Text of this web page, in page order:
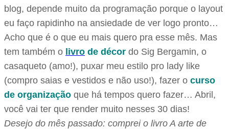
blog, depende muito da programação porque o layout
eu faço rapidinho na ansiedade de ver logo pronto…
Acho que é o que eu mais quero pra esse mês. Mas
tem também o livro de décor do Sig Bergamin, o
casaqueto (amo!), puxar meu estilo pro lady like
(compro saias e vestidos e não uso!), fazer o curso
de organização que há tempos quero fazer… Abril,
você vai ter que render muito nesses 30 dias!
Desejo do mês passado: comprei o livro A arte de